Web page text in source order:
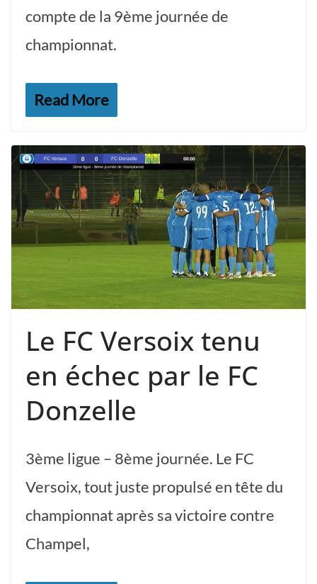
compte de la 9ème journée de
championnat.
Read More
Le FC Versoix tenu
en échec par le FC
Donzelle
3ème ligue – 8ème journée. Le FC
Versoix, tout juste propulsé en tête du
championnat après sa victoire contre
Champel,